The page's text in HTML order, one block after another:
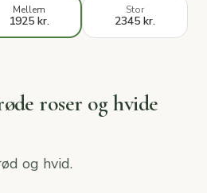
Mellem
1925 kr.
Stor
2345 kr.
roser og hvide
og hvid.